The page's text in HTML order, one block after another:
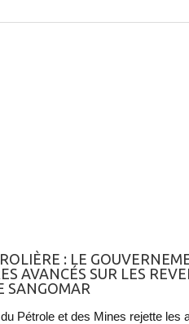
: LE
AVANCÉS SUR LES
SANGOMAR
Pétrole et des Mines rejette les